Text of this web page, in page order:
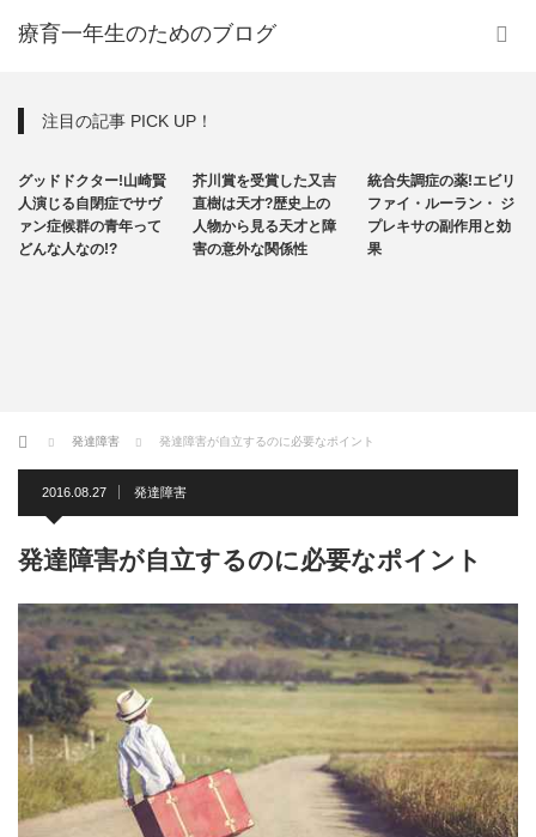
療育一年生のためのブログ
注目の記事 PICK UP！
自閉症
グッドドクター!山崎賢
人演じる自閉症でサヴ
ァン症候群の青年って
どんな人なの!?
芥川賞を受賞した又吉
直樹は天才?歴史上の
人物から見る天才と障
害の意外な関係性
統合失調症の薬!エビリ
ファイ・ルーラン・ ジ
プレキサの副作用と効
果
ホーム 発達障害 発達障害が自立するのに必要なポイント
2016.08.27 発達障害
発達障害が自立するのに必要なポイント